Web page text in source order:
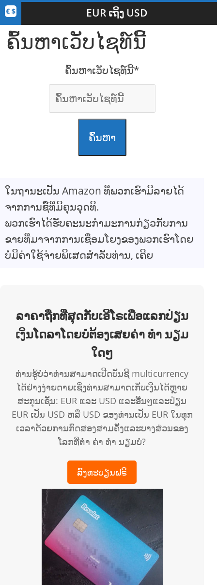
EUR ເຖິງ USD
ຄົ້ນຫາເວັບໄຊທ໌ນີ້
ຄົ້ນຫາເວັບໄຊທ໌ນີ້*
ຄົ້ນຫາ
ໃນຖານະເປັນ Amazon ທີ່ພວກເຮົາມີລາຍໄດ້
ຈາກການຊື້ທີ່ມີຄຸນວຸດທິ.
ພວກເຮົາໄດ້ຮັບຄະນະກໍາມະການກ່ຽວກັບການ
ຂາຍທີ່ມາຈາກການເຊື່ອມໂຍງຂອງພວກເຮົາໂດຍ
ບໍ່ມີຄ່າໃຊ້ຈ່າຍພິເສດສໍາລັບທ່ານ, ເຄີຍ
ລາຄາຖືກທີ່ສຸດກັບເອີໂຣເພື່ອແລກປ່ຽນ
ເງິນໂດລາໂດຍບໍ່ຕ້ອງເສຍຄ່າ ທຳ ນຽມ
ໃດໆ
ທ່ານຮູ້ບໍ່ວ່າທ່ານສາມາດເປີດບັນຊີ multicurrency
ໄດ້ຢ່າງງ່າຍດາຍເຊິ່ງທ່ານສາມາດເກັບເງີນໄດ້ຫຼາຍ
ສະກຸນເຊັ່ນ: EUR ແລະ USD ແລະອື່ນໆແລະປ່ຽນ
EUR ເປັນ USD ຫລື USD ຂອງທ່ານເປັນ EUR ໃນທຸກ
ເວລາດ້ວຍການກົດສອງສາມຄັ້ງແລະບາງສ່ວນຂອງ
ໂລກທີ່ຕໍ່າ ຄ່າ ທຳ ນຽມບໍ?
ລົງທະບຽນຟຣີ